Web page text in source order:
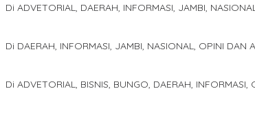
Di ADVETORIAL, DAERAH, INFORMASI, JAMBI,
Di DAERAH, INFORMASI, JAMBI, NASIONAL, OPINI DAN
Di ADVETORIAL, BISNIS, BUNGO, DAERAH,